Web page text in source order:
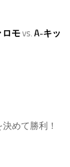
ロモvs. A-キッ
めて勝利！